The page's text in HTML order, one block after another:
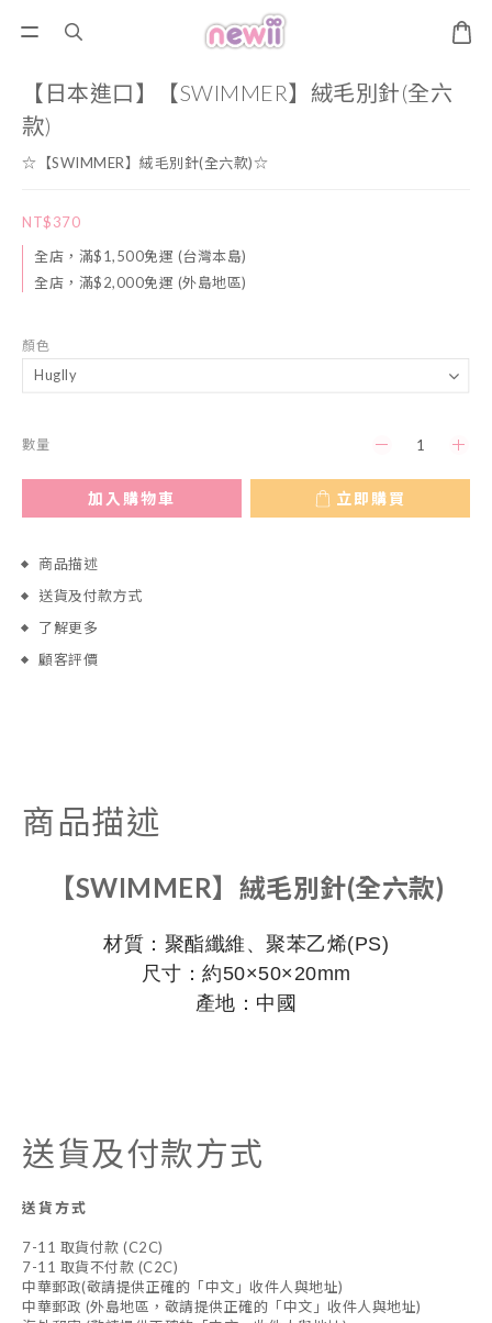
【日本進口】【SWIMMER】絨毛別針(全六
款)
☆【SWIMMER】絨毛別針(全六款)☆
NT$370
全店，滿$1,500免運 (台灣本島)
全店，滿$2,000免運 (外島地區)
顏色
數量
加入購物車 立即購買
商品描述
送貨及付款方式
了解更多
顧客評價
商品描述
【SWIMMER】絨毛別針(全六款)
材質：聚酯纖維、聚苯乙烯(PS)
尺寸：約50×50×20mm
產地：中國
送貨及付款方式
送貨方式
7-11 取貨付款 (C2C)
7-11 取貨不付款 (C2C)
中華郵政(敬請提供正確的「中文」收件人與地址)
中華郵政 (外島地區，敬請提供正確的「中文」收件人與地址)